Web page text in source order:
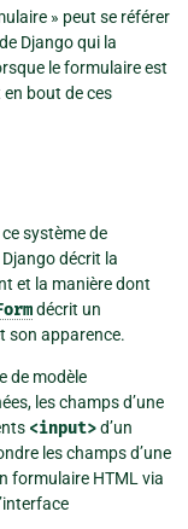
» peut se référer
de Django qui la
le formulaire est
bout de ces
système de
décrit la
et la manière dont
décrit un
son apparence.
de modèle
les champs d’une
<input>d’un
les champs d’une
formulaire HTML via